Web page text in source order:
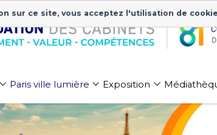
Paris ville lumière Exposition
sur ce site, vous acceptez l'utilisation de